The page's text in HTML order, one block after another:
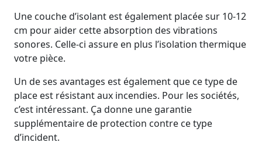
Une couche d’isolant est également placée sur 10-12
cm pour aider cette absorption des vibrations
sonores. Celle-ci assure en plus l’isolation thermique
votre pièce.
Un de ses avantages est également que ce type de
place est résistant aux incendies. Pour les sociétés,
c’est intéressant. Ça donne une garantie
supplémentaire de protection contre ce type
d’incident.